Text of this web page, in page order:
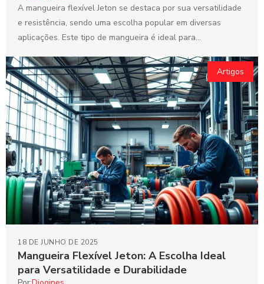
A mangueira flexível Jeton se destaca por sua versatilidade
e resistência, sendo uma escolha popular em diversas
aplicações. Este tipo de mangueira é ideal para...
Artigos
Mangueira Flexível Jeton: A Escolha Ideal
para Versatilidade e Durabilidade
18 DE JUNHO DE 2025